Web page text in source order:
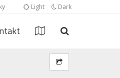
Light Dark